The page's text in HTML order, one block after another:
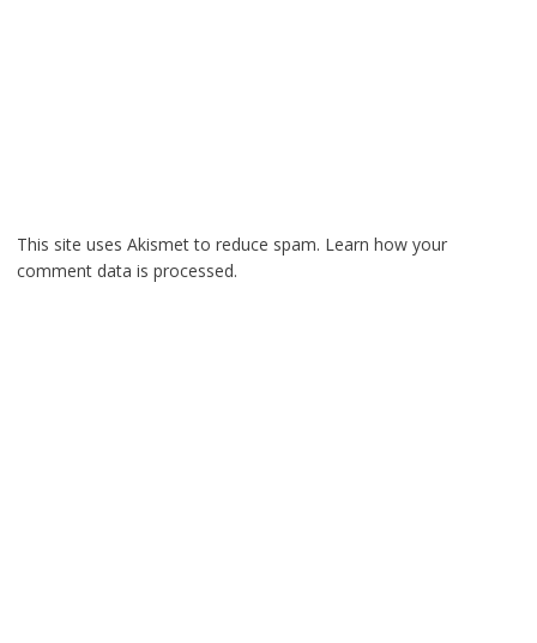
This site uses Akismet to reduce spam. Learn how your
comment data is processed.